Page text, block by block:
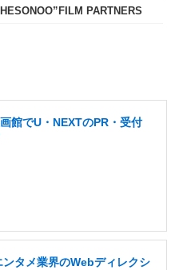
PARTNERS
館でU・NEXTのPR・受付
タメ業界のWebディレクシ